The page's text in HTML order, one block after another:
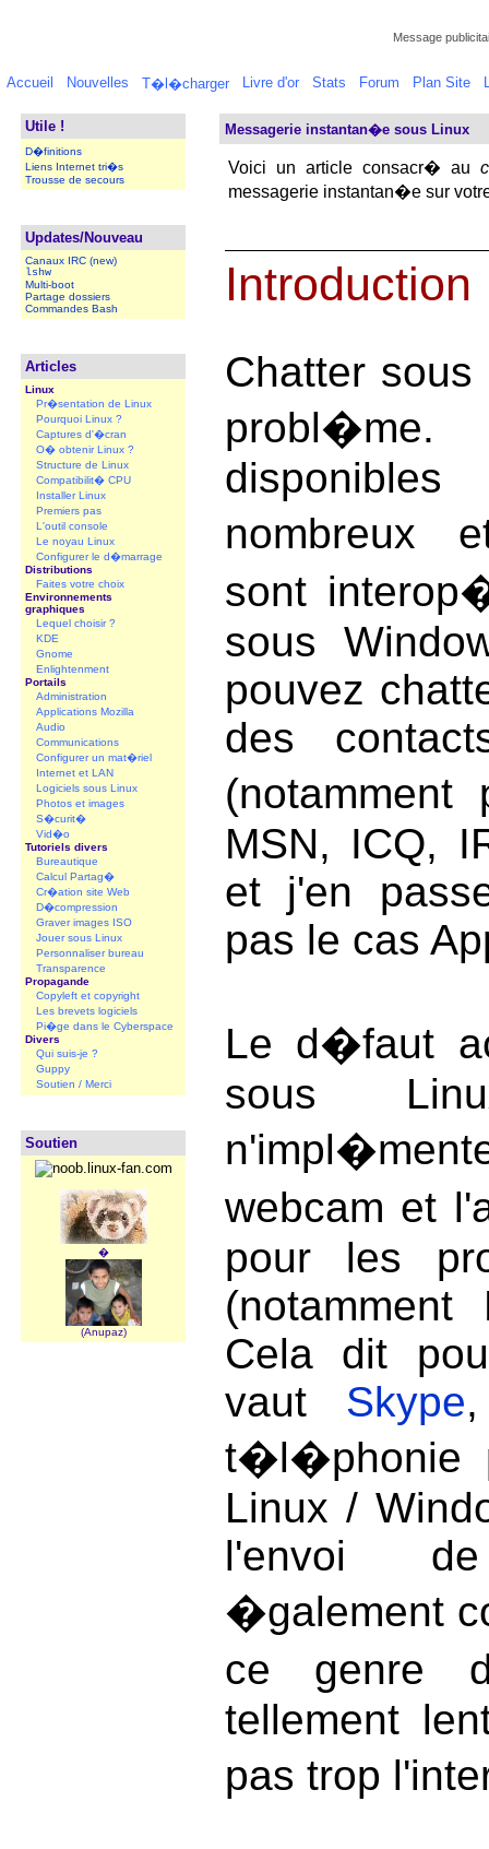
Message
Accueil Nouvelles T�l�charger Livre d'or Stats Forum Plan Site
Utile !
D�finitions
Liens Internet tri�s
Trousse de secours
Updates/Nouveau
Canaux IRC (new)
lshw
Multi-boot
Partage dossiers
Commandes Bash
Articles
Linux
Pr�sentation de Linux
Pourquoi Linux ?
Captures d'�cran
O� obtenir Linux ?
Structure de Linux
Compatibilit� CPU
Installer Linux
Premiers pas
L'outil console
Le noyau Linux
Configurer le d�marrage
Distributions
Faites votre choix
Environnements
graphiques
Lequel choisir ?
KDE
Gnome
Enlightenment
Portails
Administration
Applications Mozilla
Audio
Communications
Configurer un mat�riel
Internet et LAN
Logiciels sous Linux
Photos et images
S�curit�
Vid�o
Tutoriels divers
Bureautique
Calcul Partag�
Cr�ation site Web
D�compression
Graver images ISO
Jouer sous Linux
Personnaliser bureau
Transparence
Propagande
Copyleft et copyright
Les brevets logiciels
Pi�ge dans le Cyberspace
Divers
Qui suis-je ?
Guppy
Soutien / Merci
Soutien
�
(Anupaz)
Messagerie instantan�e sous Linux
Voici un article consacr� au
messagerie instantan�e sur
Introduction
Chatter
nombreux
sont
sous
pouvez
des
MSN, ICQ,
et j'en
pas le cas
Le d�faut
sous
webcam et
pour les
Cela dit
vaut Skype
t�l�phonie
Linux /
l'envoi
�galement
ce genre
tellement
pas trop